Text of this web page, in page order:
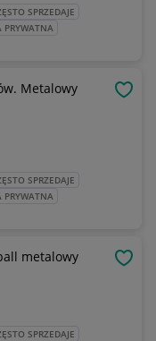
SPRZEDAJE
PRYWATNA
Metalowy
SPRZEDAJE
PRYWATNA
metalowy
SPRZEDAJE